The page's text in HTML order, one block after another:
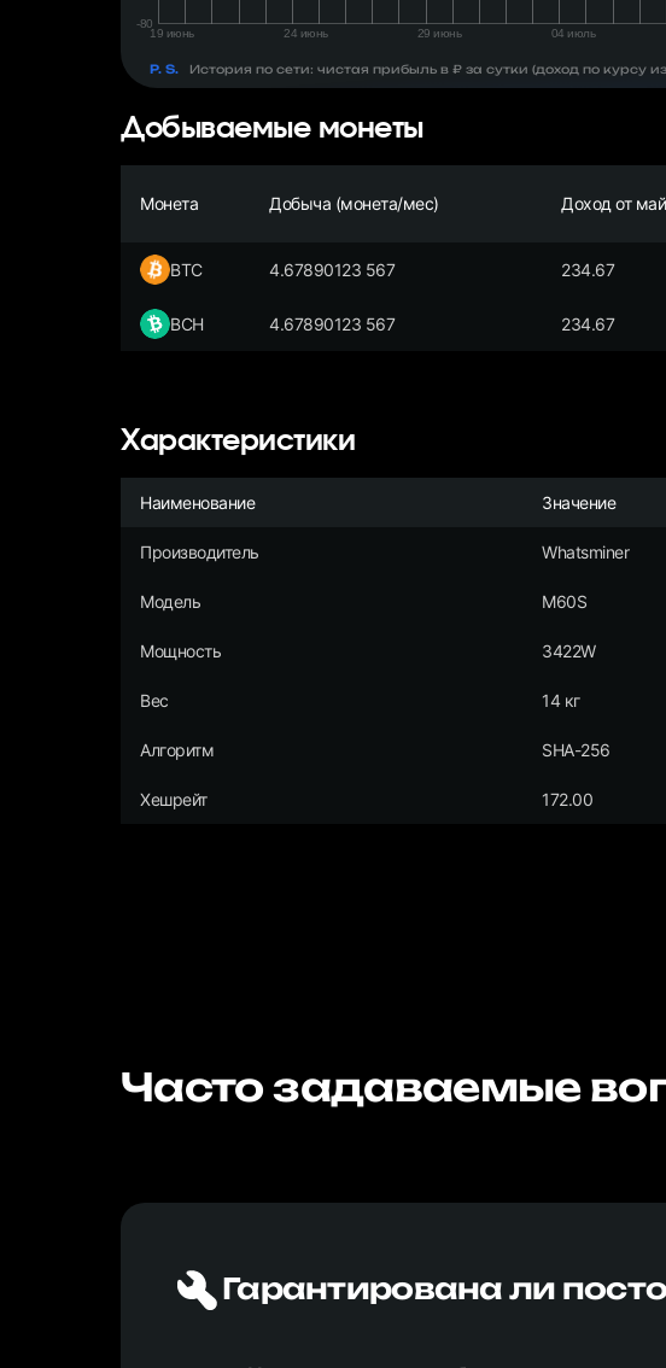
P. S. История по сети: чистая прибыль в ₽ за сутки (доход по
Добываемые монеты
Монета Добыча (монета/мес) Доход от
BTC 4.67890123 567 234.67
BCH 4.67890123 567 234.67
Характеристики
Наименование Значение
Производитель Whatsminer
Модель M60S
Мощность 3422W
Вес 14 кг
Алгоритм SHA-256
Хешрейт 172.00
Часто задаваемые
Гарантирована ли